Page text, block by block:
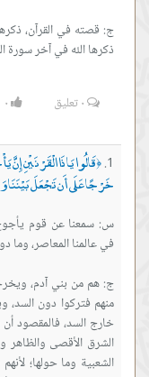
ج: قصته في القرآن،
ذكرها الله في آخر سورة
٠تعليق ٠
﴿قَالُوا يَا ذَا
خَرْجًا عَلَى أَن تَجْعَلَ بَيْنَنَا
س: سمعنا عن قوم يأجوج
ج: هم من بني آدم،
منهم فتركوا دون السد،
خارج السد، فالمقصود
الشرق الأقصى والظاهر
الشعبية وما حولها؛